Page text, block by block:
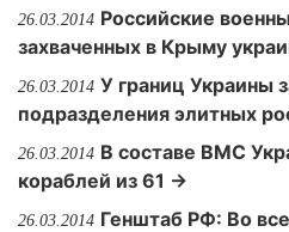
26.03.2014 Российские
захваченных в Крыму
26.03.2014 У границ Украины
подразделения элитных
26.03.2014 В составе ВМС
кораблей из 61 →
26.03.2014 Генштаб РФ: Во